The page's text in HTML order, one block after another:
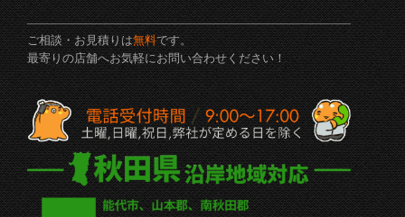
ご相談・お見積りは無料です。
最寄りの店舗へお気軽にお問い合わせください！